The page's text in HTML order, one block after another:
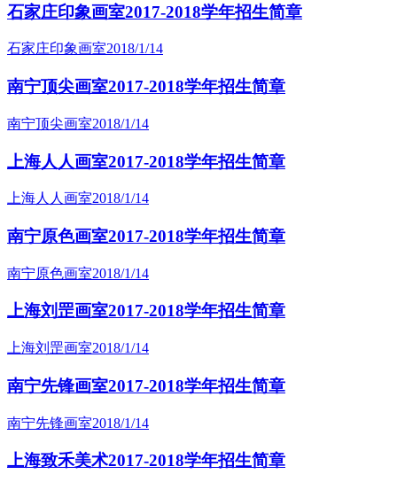
石家庄印象画室2017-2018学年招生简章
石家庄印象画室2018/1/14
南宁顶尖画室2017-2018学年招生简章
南宁顶尖画室2018/1/14
上海人人画室2017-2018学年招生简章
上海人人画室2018/1/14
南宁原色画室2017-2018学年招生简章
南宁原色画室2018/1/14
上海刘罡画室2017-2018学年招生简章
上海刘罡画室2018/1/14
南宁先锋画室2017-2018学年招生简章
南宁先锋画室2018/1/14
上海致禾美术2017-2018学年招生简章